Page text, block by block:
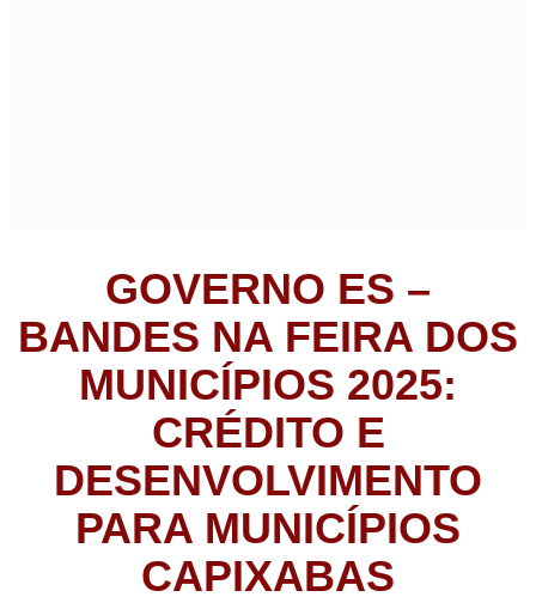
GOVERNO ES –
BANDES NA FEIRA DOS
MUNICÍPIOS 2025:
CRÉDITO E
DESENVOLVIMENTO
PARA MUNICÍPIOS
CAPIXABAS